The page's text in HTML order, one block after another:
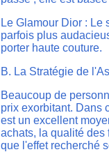
Le Glamour Dior : Le
parfois plus
porter haute couture.
B. La Stratégie de
Beaucoup de
prix exorbitant. Dans
est un excellent
achats, la qualité des
que l'effet recherché